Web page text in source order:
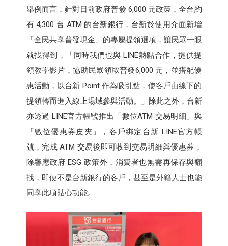
舉例而言，針對日前政府普發 6,000 元政策，全台約
有 4,300 台 ATM 的台新銀行，台新於使用介面新增
「全民共享普發現金」的專屬提領選項，讓民眾一眼
就找得到，「同時我們也與 LINE熱點合作，提供提
領教學影片，協助民眾領取普發6,000 元，並搭配優
惠活動，以台新 Point 作為吸引點，使客戶由線下的
提領轉而進入線上場域參與活動。」除此之外，台新
亦透過 LINE官方帳號推出「數位ATM 交易明細」與
「數位優惠券皮夾」，客戶綁定台新 LINE官方帳
號，完成 ATM 交易後即可收到交易明細與優惠券，
除響應政府 ESG 政策外，消費者也無需再保存與翻
找，即便不是台新銀行的客戶，甚至是外籍人士也能
同享此項貼心功能。